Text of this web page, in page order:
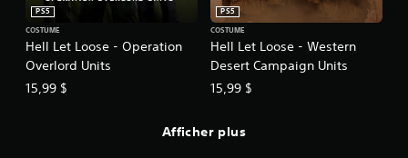
Hell Let Loose - Operation
Overlord Units
PS5
COSTUME
15,99 $
Hell Let Loose - Western
Desert Campaign Units
PS5
COSTUME
15,99 $
Afficher plus